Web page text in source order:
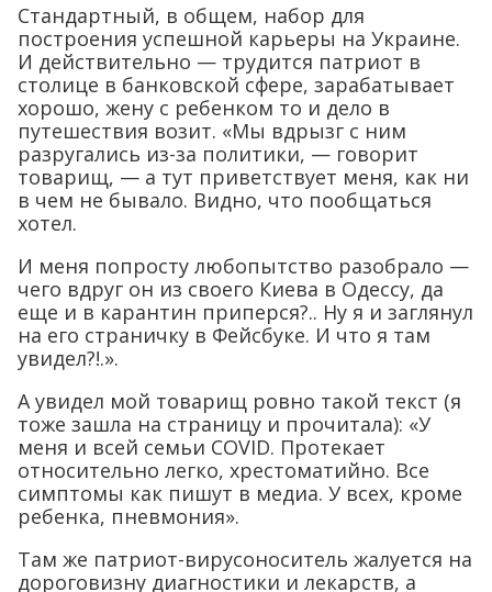
Стандартный, в общем, набор для
построения успешной карьеры на Украине.
И действительно — трудится патриот в
столице в банковской сфере, зарабатывает
хорошо, жену с ребенком то и дело в
путешествия возит. «Мы вдрызг с ним
разругались из-за политики, — говорит
товарищ, — а тут приветствует меня, как ни
в чем не бывало. Видно, что пообщаться
хотел.
И меня попросту любопытство разобрало —
чего вдруг он из своего Киева в Одессу, да
еще и в карантин приперся?.. Ну я и заглянул
на его страничку в Фейсбуке. И что я там
увидел?!.».
А увидел мой товарищ ровно такой текст (я
тоже зашла на страницу и прочитала): «У
меня и всей семьи COVID. Протекает
относительно легко, хрестоматийно. Все
симптомы как пишут в медиа. У всех, кроме
ребенка, пневмония».
Там же патриот-вирусоноситель жалуется на
дороговизну диагностики и лекарств, а